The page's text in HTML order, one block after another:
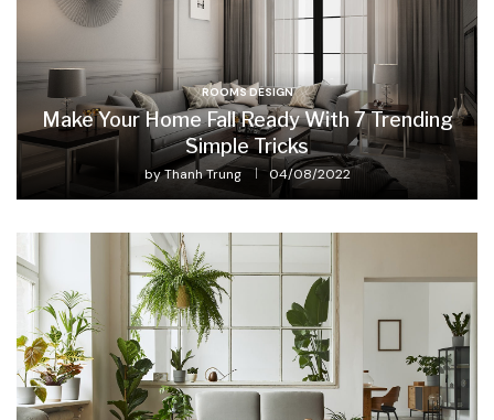
ROOMS DESIGN
Make Your Home Fall Ready With 7 Trending
Simple Tricks
byThanh Trung 04/08/2022